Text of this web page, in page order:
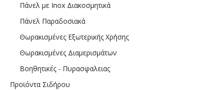
Πάνελ με Inox Διακοσμητικά
Πάνελ Παραδοσιακά
Θωρακισμένες Εξωτερικής Χρήσης
Θωρακισμένες Διαμερισμάτων
Βοηθητικές - Πυρασφαλειας
Προϊόντα Σιδήρου